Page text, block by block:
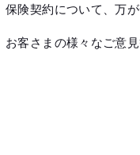
保険契約について、万
お客さまの様々なご意